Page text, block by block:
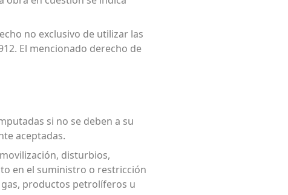
no exclusivo de utilizar las
El mencionado derecho de
si no se deben a su
aceptadas.
disturbios,
en el suministro o restricción
productos petrolíferos u